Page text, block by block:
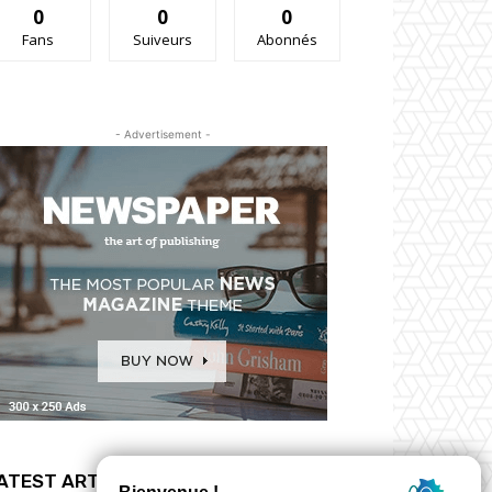
0
Fans
0
Suiveurs
0
Abonnés
- Advertisement -
ARTICLES